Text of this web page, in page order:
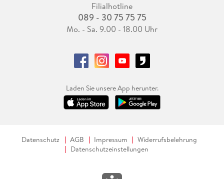
Filialhotline
089 - 30 75 75 75
Mo. - Sa. 9.00 - 18.00 Uhr
Laden Sie unsere App herunter.
Datenschutz AGB Impressum
Widerrufsbelehrung
Datenschutzeinstellungen